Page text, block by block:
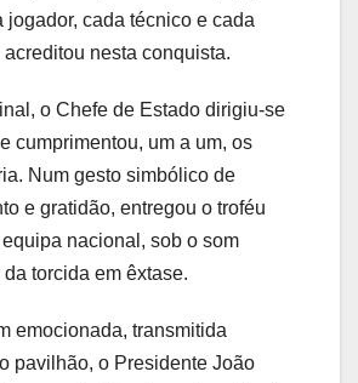
jogador, cada técnico e cada
nesta conquista.
o Chefe de Estado dirigiu-se
cumprimentou, um a um, os
Num gesto simbólico de
e gratidão, entregou o troféu
nacional, sob o som
torcida em êxtase.
emocionada, transmitida
pavilhão, o Presidente João